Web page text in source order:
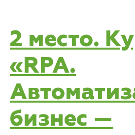
2 место.
«RPA.
бизнес —